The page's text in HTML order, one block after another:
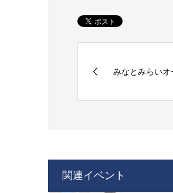
みなとみらい
関連イベント